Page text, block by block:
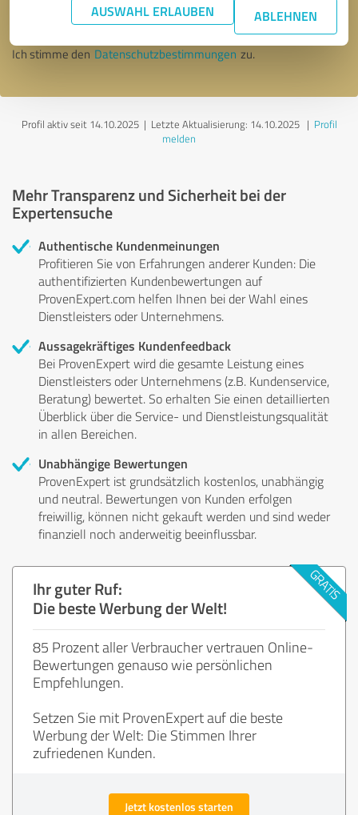
AUSWAHL ERLAUBEN ABLEHNEN
Nachricht senden
Ich stimme den Datenschutzbestimmungen zu.
Profil aktiv seit 14.10.2025 | Letzte Aktualisierung: 14.10.2025| Profil
melden
Mehr Transparenz und Sicherheit bei der
Expertensuche
Authentische Kundenmeinungen
Profitieren Sie von Erfahrungen anderer Kunden: Die
authentifizierten Kundenbewertungen auf
ProvenExpert.com helfen Ihnen bei der Wahl eines
Dienstleisters oder Unternehmens.
Aussagekräftiges Kundenfeedback
Bei ProvenExpert wird die gesamte Leistung eines
Dienstleisters oder Unternehmens (z.B. Kundenservice,
Beratung) bewertet. So erhalten Sie einen detaillierten
Überblick über die Service- und Dienstleistungsqualität
in allen Bereichen.
Unabhängige Bewertungen
ProvenExpert ist grundsätzlich kostenlos, unabhängig
und neutral. Bewertungen von Kunden erfolgen
freiwillig, können nicht gekauft werden und sind weder
finanziell noch anderweitig beeinflussbar.
Ihr guter Ruf:
Die beste Werbung der Welt!
85 Prozent aller Verbraucher vertrauen Online-
Bewertungen genauso wie persönlichen
Empfehlungen.
Setzen Sie mit ProvenExpert auf die beste
Werbung der Welt: Die Stimmen Ihrer
zufriedenen Kunden.
Jetzt kostenlos starten